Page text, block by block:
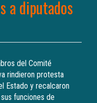
a diputados
del Comité
rindieron protesta
Estado y recalcaron
funciones de